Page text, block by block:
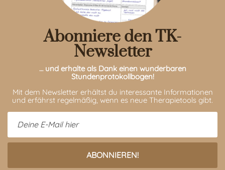
Abonniere den TK-
Newsletter
… und erhalte als Dank einen wunderbaren
Stundenprotokollbogen!
Mit dem Newsletter erhältst du interessante Informationen
und erfährst regelmäßig, wenn es neue Therapietools gibt.